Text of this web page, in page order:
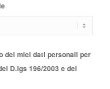
dei miei dati personali per
D.lgs 196/2003 e del